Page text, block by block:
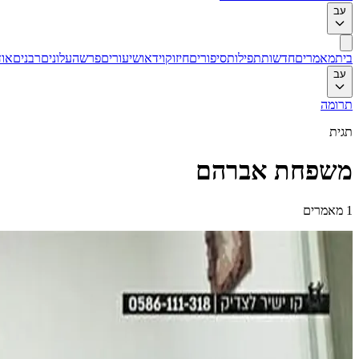
עב
ביתמאמריםחדשותתפילותסיפוריםחיזוקוידאושיעוריםפרשהעלוניםרבנים
עב
תרומה
תגית
משפחת אברהם
1 מאמרים